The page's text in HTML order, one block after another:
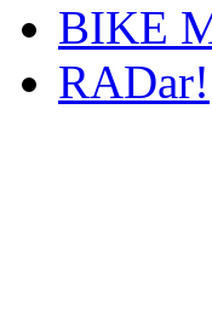
BIKE
RADar!